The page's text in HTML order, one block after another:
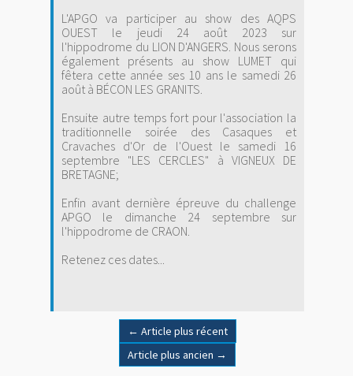
L'APGO va participer au show des AQPS
OUEST le jeudi 24 août 2023 sur
l'hippodrome du LION D'ANGERS. Nous serons
également présents au show LUMET qui
fêtera cette année ses 10 ans le samedi 26
août à BÉCON LES GRANITS.
Ensuite autre temps fort pour l'association la
traditionnelle soirée des Casaques et
Cravaches d'Or de l'Ouest le samedi 16
septembre "LES CERCLES" à VIGNEUX DE
BRETAGNE;
Enfin avant dernière épreuve du challenge
APGO le dimanche 24 septembre sur
l'hippodrome de CRAON.
Retenez ces dates...
← Article plus récent
Article plus ancien →